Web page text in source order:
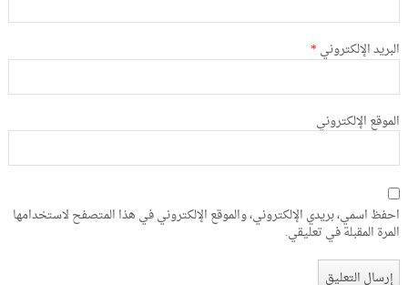
البريد الإلكتروني *
الموقع الإلكتروني
احفظ اسمي، بريدي الإلكتروني، والموقع الإلكتروني في هذا المتصفح لاستخدامها
المرة المقبلة في تعليقي.